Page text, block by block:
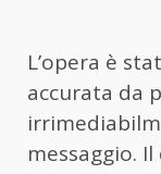
L’opera è
accurata da
messaggio.